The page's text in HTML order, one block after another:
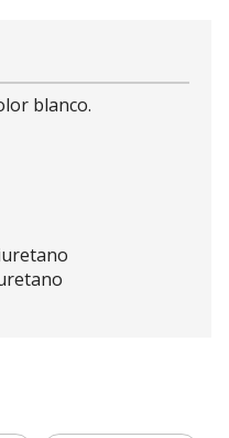
blanco.